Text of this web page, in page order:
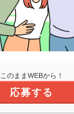
このままWEBから！
応募する